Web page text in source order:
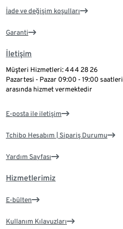
İade ve değişim koşulları
Garanti
İletişim
Müşteri Hizmetleri: 444 28 26
Pazartesi - Pazar 09:00 - 19:00 saatleri
arasında hizmet vermektedir
E-posta ile iletişim
Tchibo Hesabım | Sipariş Durumu
Yardım Sayfası
Hizmetlerimiz
E-bülten
Kullanım Kılavuzları